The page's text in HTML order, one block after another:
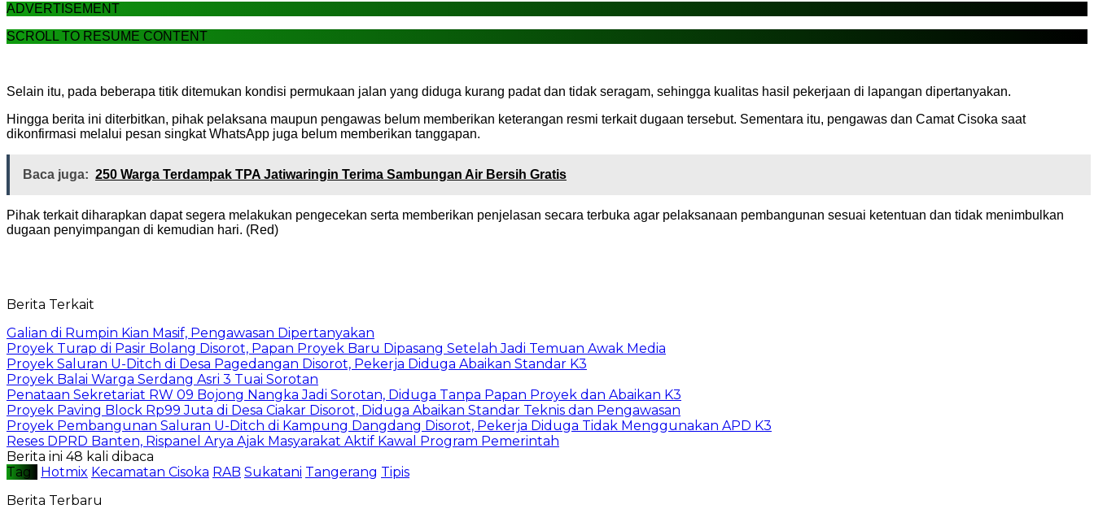
ADVERTISEMENT
SCROLL TO RESUME CONTENT
Selain itu, pada beberapa titik ditemukan kondisi permukaan jalan yang diduga kurang padat dan tidak seragam, sehingga kualitas hasil pekerjaan di lapangan dipertanyakan.
Hingga berita ini diterbitkan, pihak pelaksana maupun pengawas belum memberikan keterangan resmi terkait dugaan tersebut. Sementara itu, pengawas dan Camat Cisoka saat
dikonfirmasi melalui pesan singkat WhatsApp juga belum memberikan tanggapan.
Baca juga: 250 Warga Terdampak TPA Jatiwaringin Terima Sambungan Air Bersih Gratis
Pihak terkait diharapkan dapat segera melakukan pengecekan serta memberikan penjelasan secara terbuka agar pelaksanaan pembangunan sesuai ketentuan dan tidak menimbulkan
dugaan penyimpangan di kemudian hari. (Red)
Berita Terkait
Galian di Rumpin Kian Masif, Pengawasan Dipertanyakan
Proyek Turap di Pasir Bolang Disorot, Papan Proyek Baru Dipasang Setelah Jadi Temuan Awak Media
Proyek Saluran U-Ditch di Desa Pagedangan Disorot, Pekerja Diduga Abaikan Standar K3
Proyek Balai Warga Serdang Asri 3 Tuai Sorotan
Penataan Sekretariat RW 09 Bojong Nangka Jadi Sorotan, Diduga Tanpa Papan Proyek dan Abaikan K3
Proyek Paving Block Rp99 Juta di Desa Ciakar Disorot, Diduga Abaikan Standar Teknis dan Pengawasan
Proyek Pembangunan Saluran U-Ditch di Kampung Dangdang Disorot, Pekerja Diduga Tidak Menggunakan APD K3
Reses DPRD Banten, Rispanel Arya Ajak Masyarakat Aktif Kawal Program Pemerintah
Berita ini 48 kali dibaca
Tag :
Hotmix Kecamatan Cisoka RAB Sukatani Tangerang Tipis
Berita Terbaru